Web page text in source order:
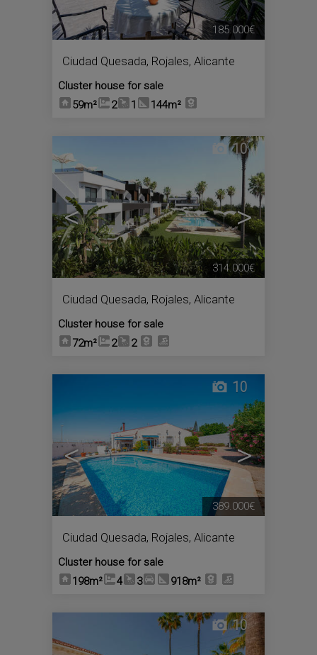
Ciudad Quesada, Rojales, Alicante
Cluster house for sale
59m²
2 1 144m²
185.000€
< >
10
Ciudad Quesada, Rojales, Alicante
Cluster house for sale
72m²
2 2
314.000€
< >
10
Ciudad Quesada, Rojales, Alicante
Cluster house for sale
198m²
4 3 918m²
389.000€
10